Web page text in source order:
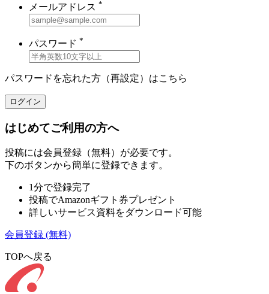
メールアドレス *
パスワード *
パスワードを忘れた方（再設定）はこちら
ログイン
はじめてご利用の方へ
投稿には会員登録（無料）が必要です。
下のボタンから簡単に登録できます。
1分で登録完了
投稿でAmazonギフト券プレゼント
詳しいサービス資料をダウンロード可能
会員登録 (無料)
TOPへ戻る